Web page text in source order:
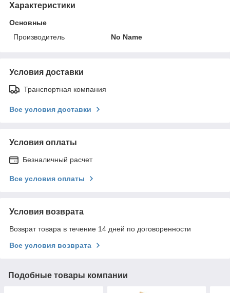
Характеристики
Основные
Производитель
No Name
Условия доставки
Транспортная компания
Все условия доставки
Условия оплаты
Безналичный расчет
Все условия оплаты
Условия возврата
Возврат товара в течение 14 дней по договоренности
Все условия возврата
Подобные товары компании